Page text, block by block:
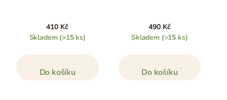
410 Kč
Skladem (>15 ks)
Do košíku
490 Kč
Skladem (>15 ks)
Do košíku